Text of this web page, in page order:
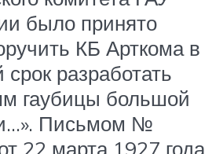
было принято
КБ Арткома в
разработать
гаубицы большой
Письмом №
22 марта 1927 года